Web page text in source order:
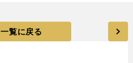
一覧に戻る